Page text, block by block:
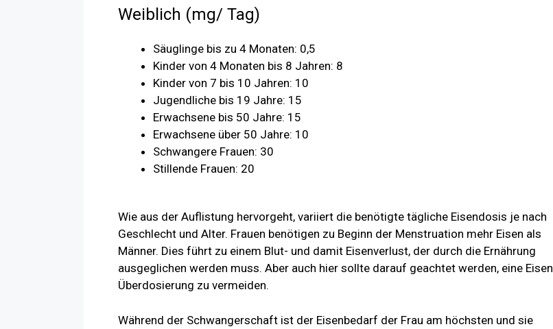
Weiblich (mg/ Tag)
Säuglinge bis zu 4 Monaten: 0,5
Kinder von 4 Monaten bis 8 Jahren: 8
Kinder von 7 bis 10 Jahren: 10
Jugendliche bis 19 Jahre: 15
Erwachsene bis 50 Jahre: 15
Erwachsene über 50 Jahre: 10
Schwangere Frauen: 30
Stillende Frauen: 20
Wie aus der Auflistung hervorgeht, variiert die benötigte tägliche Eisendosis je nach
Geschlecht und Alter. Frauen benötigen zu Beginn der Menstruation mehr Eisen als
Männer. Dies führt zu einem Blut- und damit Eisenverlust, der durch die Ernährung
ausgeglichen werden muss. Aber auch hier sollte darauf geachtet werden, eine Eisen
Überdosierung zu vermeiden.
Während der Schwangerschaft ist der Eisenbedarf der Frau am höchsten und sie